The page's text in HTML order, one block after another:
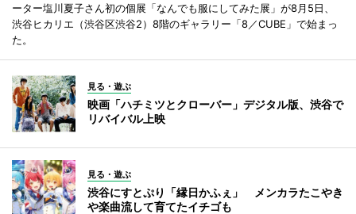
ーター塩川夏子さん初の個展「なんでも服にしてみた展」が8月5日、
渋谷ヒカリエ（渋谷区渋谷2）8階のギャラリー「8／CUBE」で始まっ
た。
見る・遊ぶ
映画「ハチミツとクローバー」デジタル版、渋谷で
リバイバル上映
見る・遊ぶ
渋谷にすとぷり「縁日かふぇ」 メンカラたこやき
や楽曲流して育てたイチゴも